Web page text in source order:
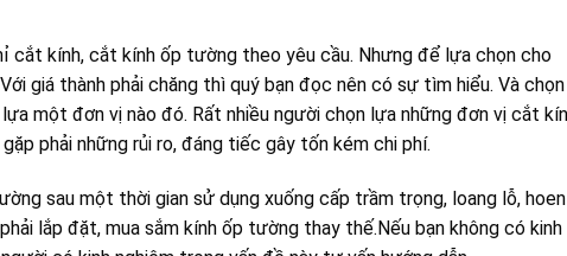
cắt kính, cắt kính ốp tường theo yêu cầu. Nhưng để lựa chọn cho
giá thành phải chăng thì quý bạn đọc nên có sự tìm hiểu. Và chọn
một đơn vị nào đó. Rất nhiều người chọn lựa những đơn vị cắt
phải những rủi ro, đáng tiếc gây tốn kém chi phí.
sau một thời gian sử dụng xuống cấp trầm trọng, loang lỗ,
lắp đặt, mua sắm kính ốp tường thay thế.Nếu bạn không có kinh